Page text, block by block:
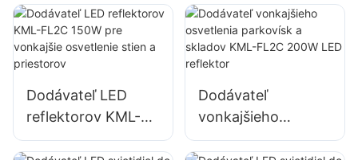
a osvetlenie
veľkých
reklamných
100 W pre
vonkajšie billboardy
a osvetlenie
reklamných
nápisov
Dodávateľ LED
reflektorov KML-
FL2C 150W pre
Dodávateľ
vonkajšieho
osvetlenia